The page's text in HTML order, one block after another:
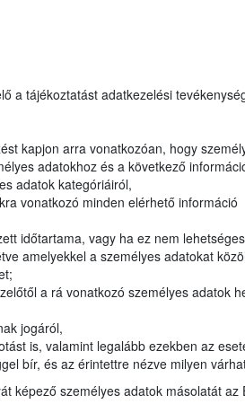
a tájékoztatást adatkezelési
kapjon arra vonatkozóan, hogy
adatokhoz és a következő
adatok kategóriáiról,
vonatkozó minden elérhető információ
időtartama, vagy ha ez nem
amelyekkel a személyes adatokat
a rá vonatkozó személyes adatok
jogáról,
is, valamint legalább ezekben az
bír, és az érintettre nézve milyen
képező személyes adatok másolatát